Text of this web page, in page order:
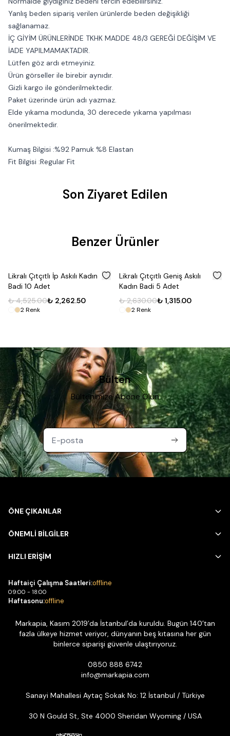
Yanlış beden sipariş verilen ürünlerde beden değişikliği
sağlanamaz.
İÇ GİYİM ÜRÜNLERİNDE TKHK MADDE 48/3 GEREĞİ DEĞİŞİM VE
İADE YAPILMAMAKTADIR.
Lütfen göz ardı etmeyiniz.
Ürün görseller ile birebir aynıdır.
Gizli kargo ile gönderilmektedir.
Paket üzerinde ürün adı yazmaz.
Elde yıkama modunda, 30 derecede yıkama yapılması
önerilmektedir.
Kumaş Bilgisi :%92 Pamuk %8 Elastan
Fit Bilgisi :Regular Fit
Son Ziyaret Edilen
Benzer Ürünler
% 50
Likralı Çıtçıtlı İp Askılı Kadın
Badi 10 Adet
₺ 4,525.00₺ 2,262.50
2Renk
% 50
Likralı Çıtçıtlı Geniş Askılı
Kadın Badi 5 Adet
₺ 2,630.00₺ 1,315.00
2Renk
Bülten
Bültenimize Abone Olun
ÖNE ÇIKANLAR
ÖNEMLİ BİLGİLER
HIZLI ERİŞİM
Haftaiçi Çalışma Saatleri:offline
09:00 - 18:00
Haftasonu:offline
Markapia, Kasım 2019’da İstanbul’da kuruldu. Bugün 140’tan
fazla ülkeye hizmet veriyor, dünyanın beş kıtasına her gün
binlerce siparişi güvenle ulaştırıyoruz.
0850 888 6742
info@markapia.com
Sanayi Mahallesi Aytaç Sokak No: 12 İstanbul / Türkiye
30 N Gould St, Ste 4000 Sheridan Wyoming / USA